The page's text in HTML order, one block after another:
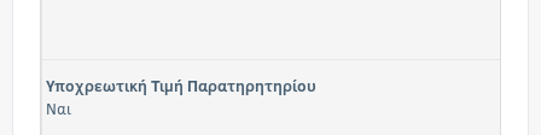
Υποχρεωτική Τιμή Παρατηρητηρίου
Ναι